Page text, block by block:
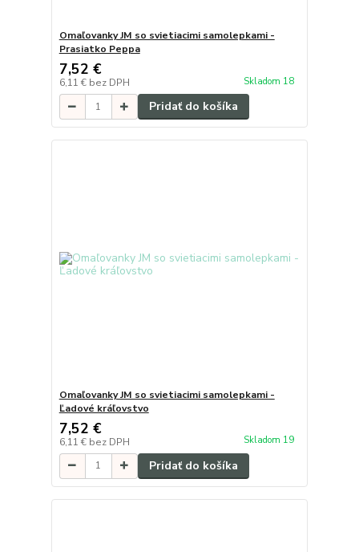
Omaľovanky JM so svietiacimi samolepkami -
Prasiatko Peppa
7,52 €
6,11 € bez DPH Skladom 18
Pridať do košíka
Omaľovanky JM so svietiacimi samolepkami -
Ľadové kráľovstvo
7,52 €
6,11 € bez DPH Skladom 19
Pridať do košíka